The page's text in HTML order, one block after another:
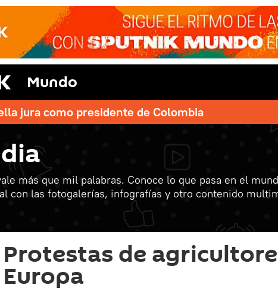
Mundo
jura como presidente de Colombia
más que mil palabras. Conoce lo que pasa en el
con las fotogalerías, infografías y otro contenido
Protestas de
Europa